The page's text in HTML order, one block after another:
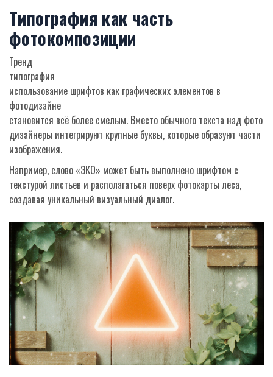
Типография как часть
фотокомпозиции
Тренд
типография
использование шрифтов как графических элементов в
фотодизайне
становится всё более смелым. Вместо обычного текста над фото
дизайнеры интегрируют крупные буквы, которые образуют части
изображения.
Например, слово «ЭКО» может быть выполнено шрифтом с
текстурой листьев и располагаться поверх фотокарты леса,
создавая уникальный визуальный диалог.